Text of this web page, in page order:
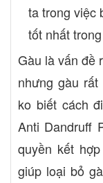
ta trong việc
tốt nhất
Gàu là vấn đề
nhưng gàu
ko biết cách
Anti Dandruff
quyền kết
giúp loại bỏ